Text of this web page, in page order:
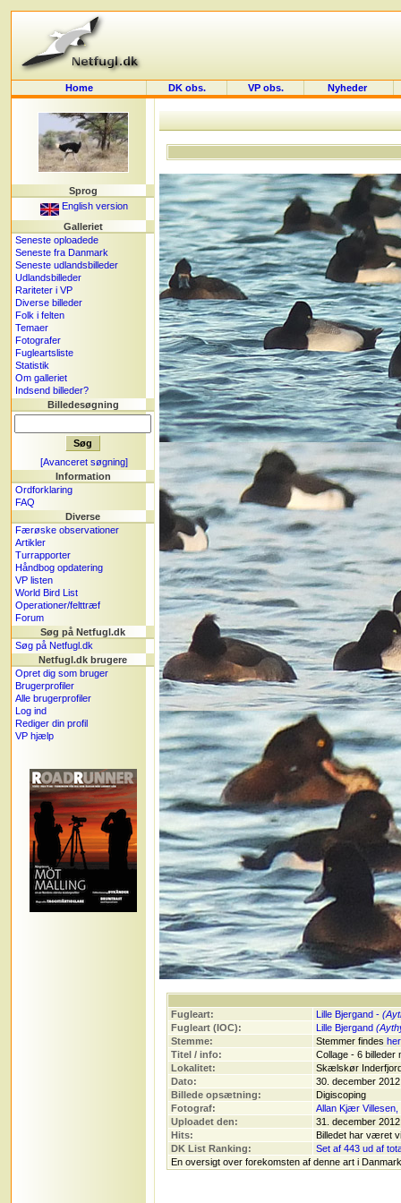
Home DK obs. VP obs. Nyheder
Sprog
English version
Galleriet
Seneste oploadede
Seneste fra Danmark
Seneste udlandsbilleder
Udlandsbilleder
Rariteter i VP
Diverse billeder
Folk i felten
Temaer
Fotografer
Fugleartsliste
Statistik
Om galleriet
Indsend billeder?
Billedesøgning
[Avanceret søgning]
Information
Ordforklaring
FAQ
Diverse
Færøske observationer
Artikler
Turrapporter
Håndbog opdatering
VP listen
World Bird List
Operationer/felttræf
Forum
Søg på Netfugl.dk
Søg på Netfugl.dk
Netfugl.dk brugere
Opret dig som bruger
Brugerprofiler
Alle brugerprofiler
Log ind
Rediger din profil
VP hjælp
Fugleart: Lille Bjergand -
Fugleart (IOC):
Lille Bjergand
Stemme:
Stemmer findes her
Titel / info:
Collage - 6 billeder
Lokalitet:
Skælskør
Dato:
30. december 2012
Billede opsætning:
Digiscoping
Fotograf:
Allan Kjær Villesen,
Uploadet den:
31. december 2012
Hits:
Billedet har været
DK List Ranking:
Set af 443 ud af
En oversigt over forekomsten af denne art i